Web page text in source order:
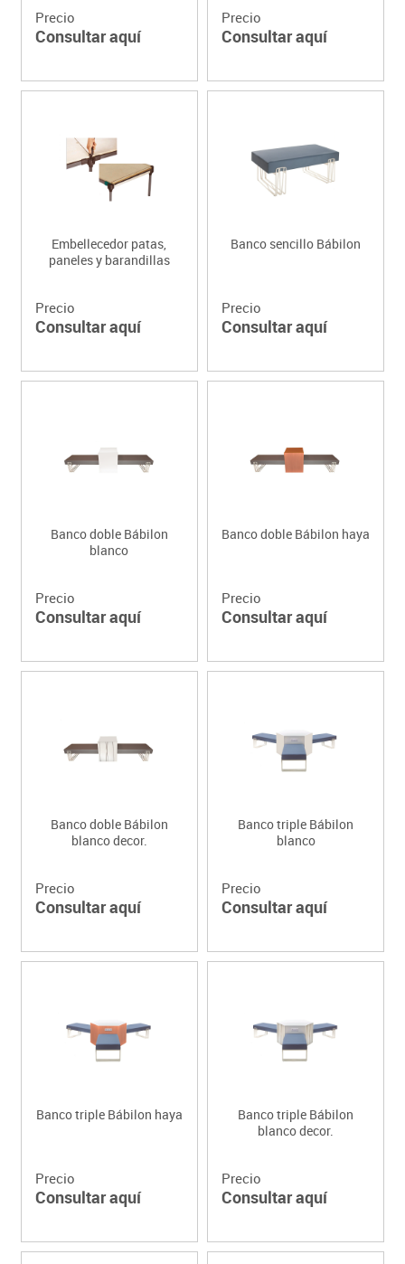
Precio
Consultar aquí
Precio
Consultar aquí
Embellecedor patas,
paneles y barandillas
Precio
Consultar aquí
Banco sencillo Bábilon
Precio
Consultar aquí
Banco doble Bábilon
blanco
Precio
Consultar aquí
Banco doble Bábilon haya
Precio
Consultar aquí
Banco doble Bábilon
blanco decor.
Precio
Consultar aquí
Banco triple Bábilon
blanco
Precio
Consultar aquí
Banco triple Bábilon haya
Precio
Consultar aquí
Banco triple Bábilon
blanco decor.
Precio
Consultar aquí